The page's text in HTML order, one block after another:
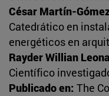
César Martín-
Catedrático en
energéticos en
Rayder Willian
Científico
Publicado en: The